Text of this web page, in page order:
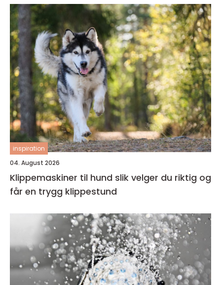
inspiration
04. August 2026
Klippemaskiner til hund slik velger du riktig og
får en trygg klippestund